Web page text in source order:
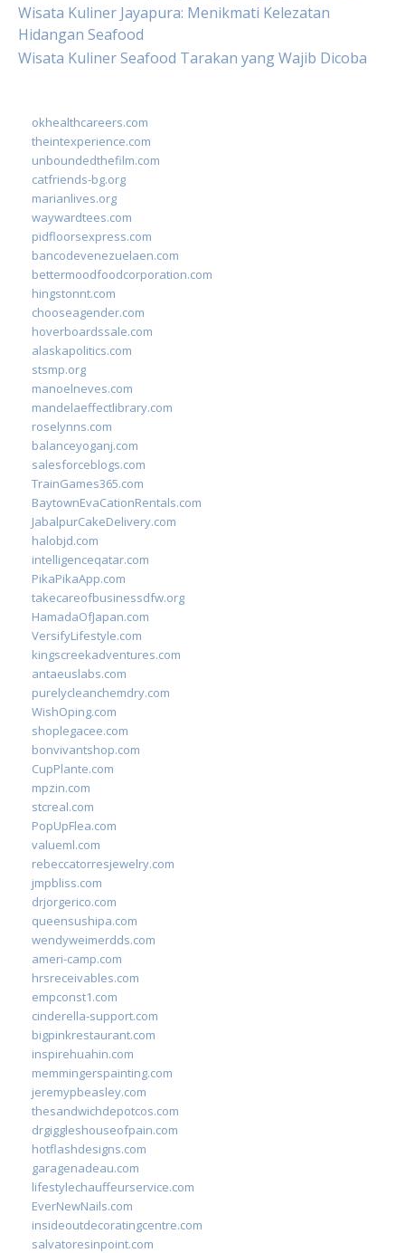
Wisata Kuliner Jayapura: Menikmati Kelezatan
Hidangan Seafood
Wisata Kuliner Seafood Tarakan yang Wajib Dicoba
okhealthcareers.com
theintexperience.com
unboundedthefilm.com
catfriends-bg.org
marianlives.org
waywardtees.com
pidfloorsexpress.com
bancodevenezuelaen.com
bettermoodfoodcorporation.com
hingstonnt.com
chooseagender.com
hoverboardssale.com
alaskapolitics.com
stsmp.org
manoelneves.com
mandelaeffectlibrary.com
roselynns.com
balanceyoganj.com
salesforceblogs.com
TrainGames365.com
BaytownEvaCationRentals.com
JabalpurCakeDelivery.com
halobjd.com
intelligenceqatar.com
PikaPikaApp.com
takecareofbusinessdfw.org
HamadaOfJapan.com
VersifyLifestyle.com
kingscreekadventures.com
antaeuslabs.com
purelycleanchemdry.com
WishOping.com
shoplegacee.com
bonvivantshop.com
CupPlante.com
mpzin.com
stcreal.com
PopUpFlea.com
valueml.com
rebeccatorresjewelry.com
jmpbliss.com
drjorgerico.com
queensushipa.com
wendyweimerdds.com
ameri-camp.com
hrsreceivables.com
empconst1.com
cinderella-support.com
bigpinkrestaurant.com
inspirehuahin.com
memmingerspainting.com
jeremypbeasley.com
thesandwichdepotcos.com
drgiggleshouseofpain.com
hotflashdesigns.com
garagenadeau.com
lifestylechauffeurservice.com
EverNewNails.com
insideoutdecoratingcentre.com
salvatoresinpoint.com